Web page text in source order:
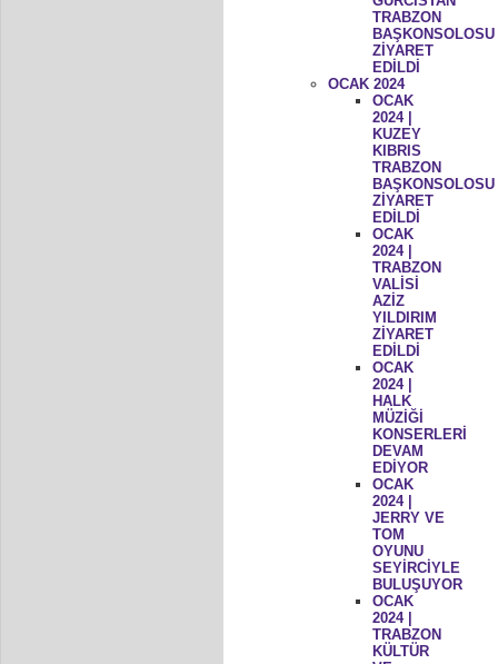
TRABZON
BAŞKONSOLOSU
ZİYARET
EDİLDİ
OCAK 2024
OCAK
2024 |
KUZEY
KIBRIS
TRABZON
BAŞKONSOLOSU
ZİYARET
EDİLDİ
OCAK
2024 |
TRABZON
VALİSİ
AZİZ
YILDIRIM
ZİYARET
EDİLDİ
OCAK
2024 |
HALK
MÜZİĞİ
KONSERLERİ
DEVAM
EDİYOR
OCAK
2024 |
JERRY VE
TOM
OYUNU
SEYİRCİYLE
BULUŞUYOR
OCAK
2024 |
TRABZON
KÜLTÜR